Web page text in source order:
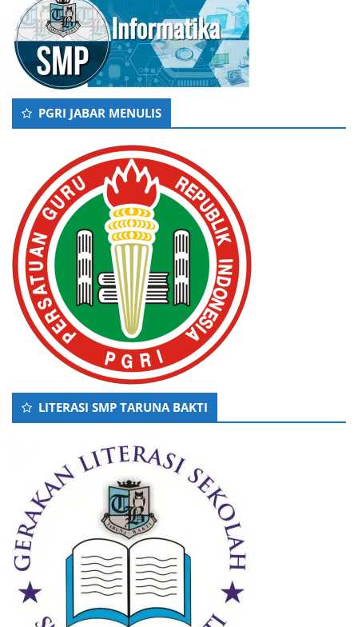
PGRI JABAR MENULIS
LITERASI SMP TARUNA BAKTI